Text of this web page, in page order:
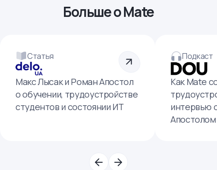
Больше о Mate
Статья
Макс Лысак и Роман Апостол
о обучении, трудоустройстве
студентов и состоянии ИТ
Подкаст
Как Mate
интервью
Апостолом